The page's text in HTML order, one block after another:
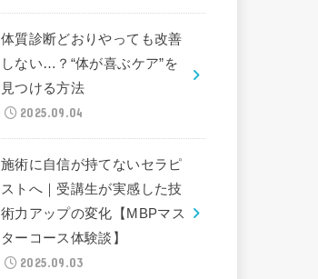
体質診断どおりやっても改善
しない…？“体が喜ぶケア”を
見つける方法
2025.09.04
施術に自信が持てないセラピ
ストへ｜受講生が実感した技
術力アップの変化【MBPマス
ターコース体験談】
2025.09.03